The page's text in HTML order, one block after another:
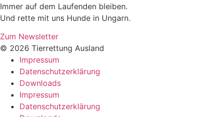
Immer auf dem Laufenden bleiben.
Und rette mit uns Hunde in Ungarn.
Zum Newsletter
© 2026 Tierrettung Ausland
Impressum
Datenschutzerklärung
Downloads
Impressum
Datenschutzerklärung